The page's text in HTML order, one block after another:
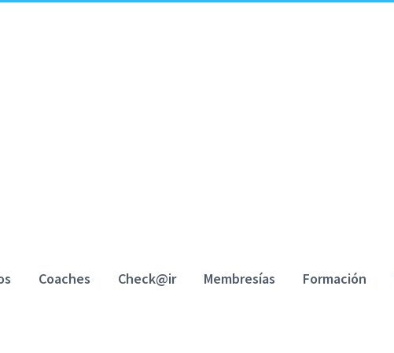
Coaches Check@ir Membresías Formación